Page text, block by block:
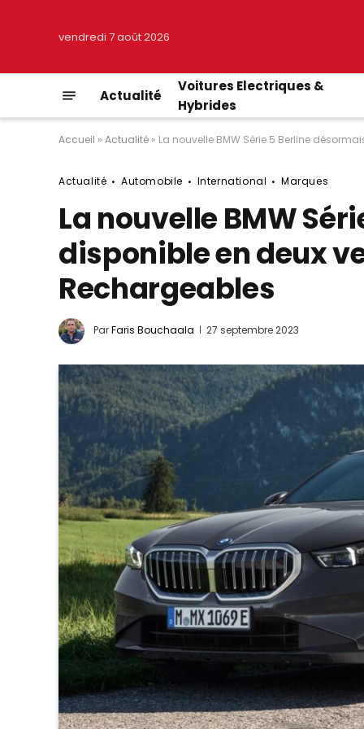
vendredi 7 août 2026
Actualité
Voitures Electriques &
Hybrides
Accueil » Actualité » La nouvelle BMW Série 5 Berline
Actualité Automobile International Marques
La nouvelle BMW
disponible en deux
Rechargeables
ParFaris Bouchaala 27 septembre 2023